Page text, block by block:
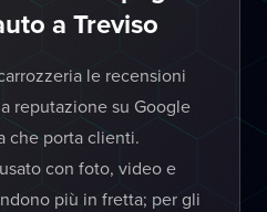
a Treviso
le recensioni
reputazione su Google
che porta clienti.
con foto, video e
più in fretta; per gli